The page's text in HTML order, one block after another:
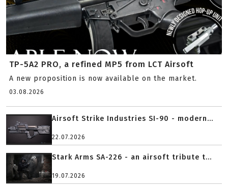
TP-5A2 PRO, a refined MP5 from LCT Airsoft
A new proposition is now available on the market.
03.08.2026
Airsoft Strike Industries SI-90 - modern...
22.07.2026
Stark Arms SA-226 - an airsoft tribute t...
19.07.2026